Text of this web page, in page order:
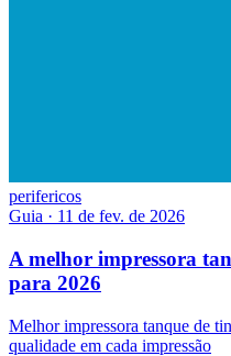
perifericos
Guia · 11 de fev. de 2026
A melhor impressora
para 2026
Melhor impressora tanque de
qualidade em cada impressão